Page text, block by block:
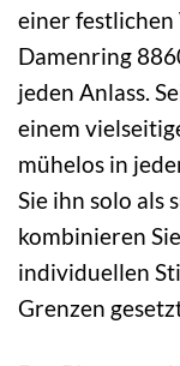
einer festlichen
Damenring
jeden Anlass.
einem
mühelos in
Sie ihn solo als
kombinieren
individuellen
Grenzen